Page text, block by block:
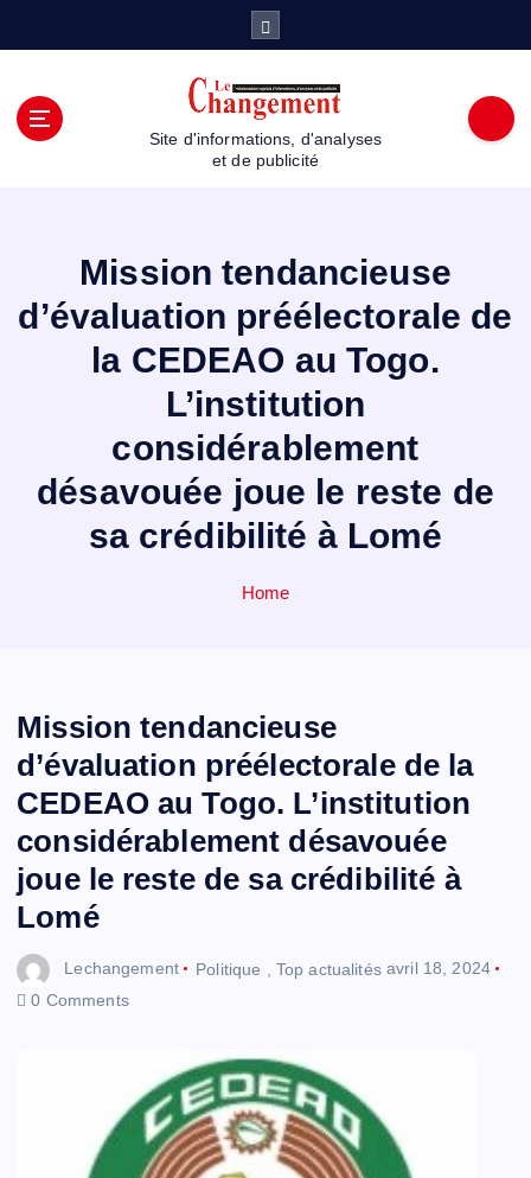
Site d'informations, d'analyses
et de publicité
Mission tendancieuse
d’évaluation préélectorale de
la CEDEAO au Togo.
L’institution
considérablement
désavouée joue le reste de
sa crédibilité à Lomé
Home
Mission tendancieuse
d’évaluation préélectorale de la
CEDEAO au Togo. L’institution
considérablement désavouée
joue le reste de sa crédibilité à
Lomé
Lechangement Politique Top actualités avril 18, 2024
0 Comments